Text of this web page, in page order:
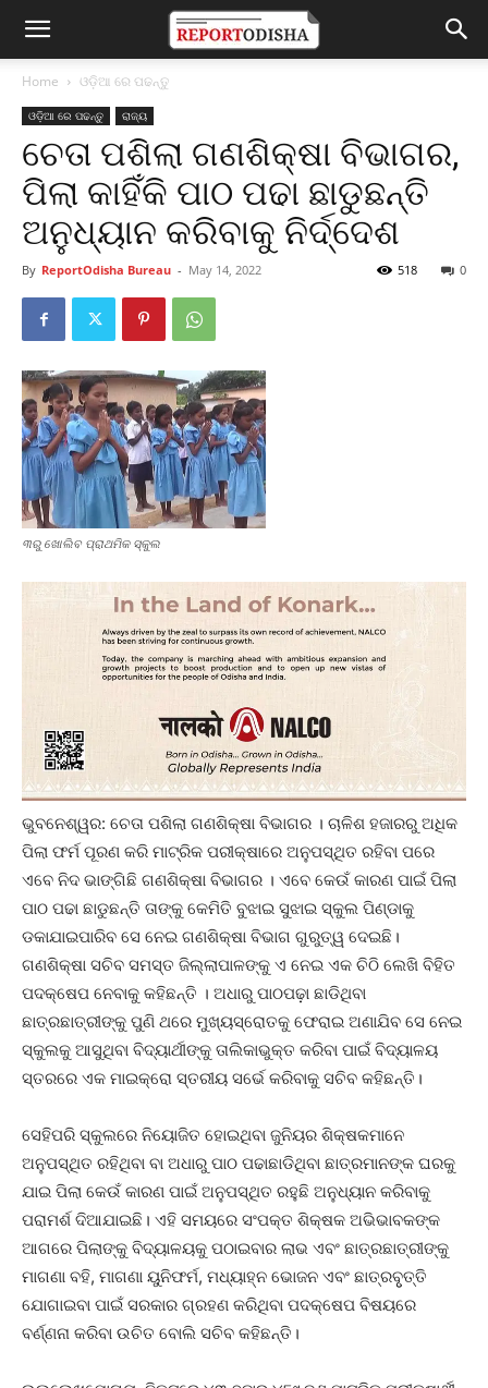
Home ଓଡ଼ିଆ ରେ ପଢନ୍ତୁ
ଓଡ଼ିଆ ରେ ପଢନ୍ତୁ ରାଜ୍ୟ
ଚେତା ପଶିଲା ଗଣଶିକ୍ଷା ବିଭାଗର,
ପିଲା କାହିଁକି ପାଠ ପଢା ଛାଡୁଛନ୍ତି
ଅନୁଧ୍ୟାନ କରିବାକୁ ନିର୍ଦ୍ଦେଶ
By ReportOdisha Bureau - May 14, 2022 0
518
୩ରୁ ଖୋଲିବ ପ୍ରାଥମିକ ସ୍କୁଲ
ଭୁବନେଶ୍ୱର: ଚେତା ପଶିଲା ଗଣଶିକ୍ଷା ବିଭାଗର । ଚାଳିଶ ହଜାରରୁ ଅଧିକ
ପିଲା ଫର୍ମ ପୂରଣ କରି ମାଟ୍ରିକ ପରୀକ୍ଷାରେ ଅନୁପସ୍ଥିତ ରହିବା ପରେ
ଏବେ ନିଦ ଭାଙ୍ଗିଛି ଗଣଶିକ୍ଷା ବିଭାଗର । ଏବେ କେଉଁ କାରଣ ପାଇଁ ପିଲା
ପାଠ ପଢା ଛାଡୁଛନ୍ତି ତାଙ୍କୁ କେମିତି ବୁଝାଇ ସୁଝାଇ ସ୍କୁଲ ପିଣ୍ଡାକୁ
ଡକାଯାଇପାରିବ ସେ ନେଇ ଗଣଶିକ୍ଷା ବିଭାଗ ଗୁରୁତ୍ୱ ଦେଇଛି।
ଗଣଶିକ୍ଷା ସଚିବ ସମସ୍ତ ଜିଲ୍ଲାପାଳଙ୍କୁ ଏ ନେଇ ଏକ ଚିଠି ଲେଖି ବିହିତ
ପଦକ୍ଷେପ ନେବାକୁ କହିଛନ୍ତି । ଅଧାରୁ ପାଠପଢ଼ା ଛାଡିଥିବା
ଛାତ୍ରଛାତ୍ରୀଙ୍କୁ ପୁଣି ଥରେ ମୁଖ୍ୟସ୍ରୋତକୁ ଫେରାଇ ଅଣାଯିବ ସେ ନେଇ
ସ୍କୁଲକୁ ଆସୁଥିବା ବିଦ୍ୟାର୍ଥୀଙ୍କୁ ତାଲିକାଭୁକ୍ତ କରିବା ପାଇଁ ବିଦ୍ୟାଳୟ
ସ୍ତରରେ ଏକ ମାଇକ୍ରୋ ସ୍ତରୀୟ ସର୍ଭେ କରିବାକୁ ସଚିବ କହିଛନ୍ତି।
ସେହିପରି ସ୍କୁଲରେ ନିୟୋଜିତ ହୋଇଥିବା ଜୁନିୟର ଶିକ୍ଷକମାନେ
ଅନୁପସ୍ଥିତ ରହିଥିବା ବା ଅଧାରୁ ପାଠ ପଢାଛାଡିଥିବା ଛାତ୍ରମାନଙ୍କ ଘରକୁ
ଯାଇ ପିଲା କେଉଁ କାରଣ ପାଇଁ ଅନୁପସ୍ଥିତ ରହୁଛି ଅନୁଧ୍ୟାନ କରିବାକୁ
ପରାମର୍ଶ ଦିଆଯାଇଛି। ଏହି ସମୟରେ ସଂପକ୍ତ ଶିକ୍ଷକ ଅଭିଭାବକଙ୍କ
ଆଗରେ ପିଲାଙ୍କୁ ବିଦ୍ୟାଳୟକୁ ପଠାଇବାର ଲାଭ ଏବଂ ଛାତ୍ରଛାତ୍ରୀଙ୍କୁ
ମାଗଣା ବହି, ମାଗଣା ୟୁନିଫର୍ମ, ମଧ୍ୟାହ୍ନ ଭୋଜନ ଏବଂ ଛାତ୍ରବୃୃତ୍ତି
ଯୋଗାଇବା ପାଇଁ ସରକାର ଗ୍ରହଣ କରିଥିବା ପଦକ୍ଷେପ ବିଷୟରେ
ବର୍ଣ୍ଣନା କରିବା ଉଚିତ ବୋଲି ସଚିବ କହିଛନ୍ତି।